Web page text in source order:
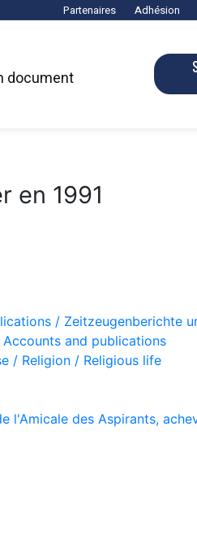
Partenaires Adhésion
document
en 1991
/ Zeitzeugenberichte
and publications
/ Religion / Religious life
l'Amicale des Aspirants,